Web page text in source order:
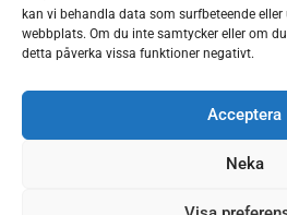
kan vi behandla data som surfbeteende eller
webbplats. Om du inte samtycker eller om
detta påverka vissa funktioner negativt.
Acceptera
Neka
schakt.
Arbetet omgärdades av noggranna
förberedelser.
– Projektet inleddes med att vi
ned i november för en
läkarundersökning enligt Matsas
Olofsson som tillsammans med